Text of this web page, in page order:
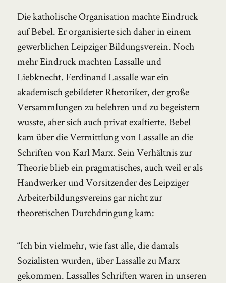
Die katholische Organisation machte Eindruck
auf Bebel. Er organisierte sich daher in einem
gewerblichen Leipziger Bildungsverein. Noch
mehr Eindruck machten Lassalle und
Liebknecht. Ferdinand Lassalle war ein
akademisch gebildeter Rhetoriker, der große
Versammlungen zu belehren und zu begeistern
wusste, aber sich auch privat exaltierte. Bebel
kam über die Vermittlung von Lassalle an die
Schriften von Karl Marx. Sein Verhältnis zur
Theorie blieb ein pragmatisches, auch weil er als
Handwerker und Vorsitzender des Leipziger
Arbeiterbildungsvereins gar nicht zur
theoretischen Durchdringung kam:
“Ich bin vielmehr, wie fast alle, die damals
Sozialisten wurden, über Lassalle zu Marx
gekommen. Lassalles Schriften waren in unseren